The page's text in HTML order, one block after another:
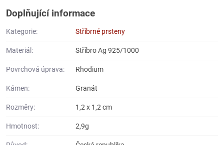
Doplňující informace
Kategorie: Stříbrné prsteny
Materiál: Stříbro Ag 925/1000
Povrchová úprava: Rhodium
Kámen: Granát
Rozměry: 1,2 x 1,2 cm
Hmotnost: 2,9g